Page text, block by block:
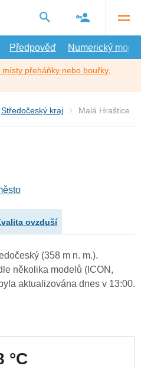
Předpověď Numerický model
přeháňky nebo bouřky,
Středočeský kraj Malá Hraštice
ovzduší
(358 m n. m.).
několika modelů (ICON,
aktualizována dnes v 13:00.
°C